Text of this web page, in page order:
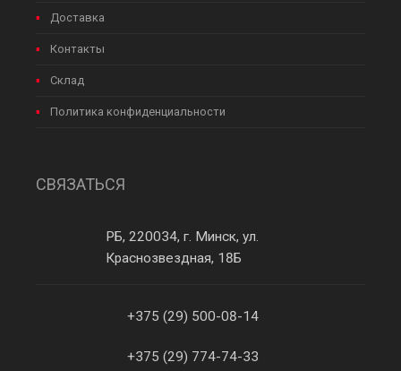
Доставка
Контакты
Склад
Политика конфиденциальности
СВЯЗАТЬСЯ
РБ, 220034, г. Минск, ул.
Краснозвездная, 18Б
+375 (29) 500-08-14
+375 (29) 774-74-33